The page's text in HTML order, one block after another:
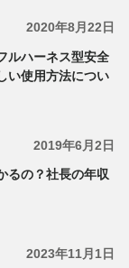
2020年8月22日
ルハーネス型安全
い使用方法につい
2019年6月2日
るの？社長の年収
2023年11月1日